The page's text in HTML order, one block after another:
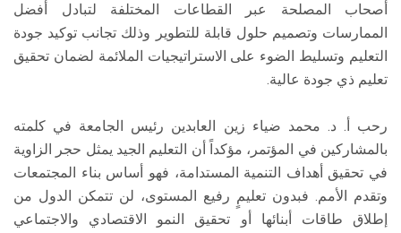
أصحاب المصلحة عبر القطاعات المختلفة لتبادل أفضل
الممارسات وتصميم حلول قابلة للتطوير وذلك تجانب توكيد جودة
التعليم وتسليط الضوء على الاستراتيجيات الملائمة لضمان تحقيق
تعليم ذي جودة عالية.
رحب أ. د. محمد ضياء زين العابدين رئيس الجامعة في كلمته
بالمشاركين في المؤتمر، مؤكداً أن التعليم الجيد يمثل حجر الزاوية
في تحقيق أهداف التنمية المستدامة، فهو أساس بناء المجتمعات
وتقدم الأمم. فبدون تعليمٍ رفيع المستوى، لن تتمكن الدول من
إطلاق طاقات أبنائها أو تحقيق النمو الاقتصادي والاجتماعي